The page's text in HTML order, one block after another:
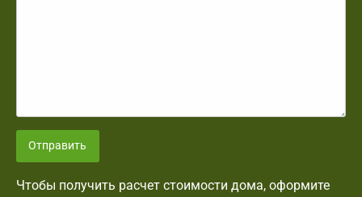
Отправить
Чтобы получить расчет стоимости дома, оформите